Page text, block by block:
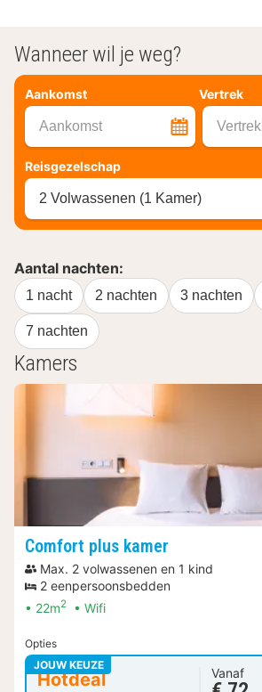
Wanneer wil je weg?
Aankomst Vertrek
Aankomst Vertrek
Reisgezelschap
2 Volwassenen (1 Kamer)
Aantal nachten:
1 nacht 2 nachten 3 nachten
7 nachten
Kamers
Comfort plus kamer
Max. 2 volwassenen en 1 kind
2 eenpersoonsbedden
22m2 Wifi
Opties
JOUW KEUZE
Hotdeal Vanaf